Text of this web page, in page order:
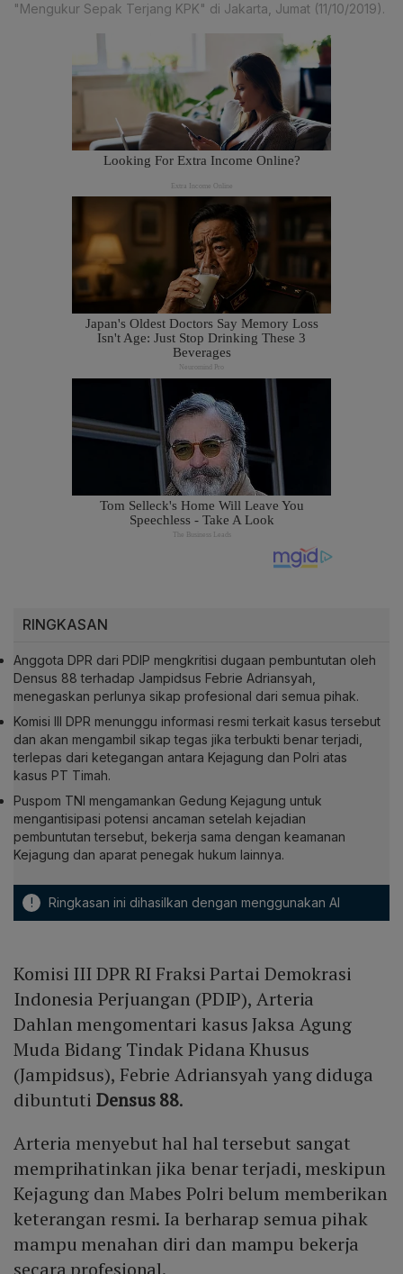
"Mengukur Sepak Terjang KPK" di Jakarta, Jumat (11/10/2019).
RINGKASAN
Anggota DPR dari PDIP mengkritisi dugaan pembuntutan oleh
Densus 88 terhadap Jampidsus Febrie Adriansyah,
menegaskan perlunya sikap profesional dari semua pihak.
Komisi III DPR menunggu informasi resmi terkait kasus tersebut
dan akan mengambil sikap tegas jika terbukti benar terjadi,
terlepas dari ketegangan antara Kejagung dan Polri atas
kasus PT Timah.
Puspom TNI mengamankan Gedung Kejagung untuk
mengantisipasi potensi ancaman setelah kejadian
pembuntutan tersebut, bekerja sama dengan keamanan
Kejagung dan aparat penegak hukum lainnya.
! Ringkasan ini dihasilkan dengan menggunakan AI
Komisi III DPR RI Fraksi Partai Demokrasi
Indonesia Perjuangan (PDIP), Arteria
Dahlan mengomentari kasus Jaksa Agung
Muda Bidang Tindak Pidana Khusus
(Jampidsus), Febrie Adriansyah yang diduga
dibuntutiDensus 88.
Arteria menyebut hal hal tersebut sangat
memprihatinkan jika benar terjadi, meskipun
Kejagung dan Mabes Polri belum memberikan
keterangan resmi. Ia berharap semua pihak
mampu menahan diri dan mampu bekerja